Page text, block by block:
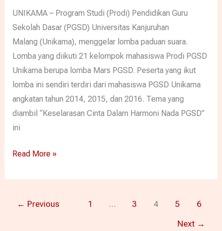
UNIKAMA – Program Studi (Prodi) Pendidikan Guru
Sekolah Dasar (PGSD) Universitas Kanjuruhan
Malang (Unikama), menggelar lomba paduan suara.
Lomba yang diikuti 21 kelompok mahasiswa Prodi PGSD
Unikama berupa lomba Mars PGSD. Peserta yang ikut
lomba ini sendiri terdiri dari mahasiswa PGSD Unikama
angkatan tahun 2014, 2015, dan 2016. Tema yang
diambil “Keselarasan Cinta Dalam Harmoni Nada PGSD”
ini
Read More »
← Previous 1 … 3 4 5
6
Next →